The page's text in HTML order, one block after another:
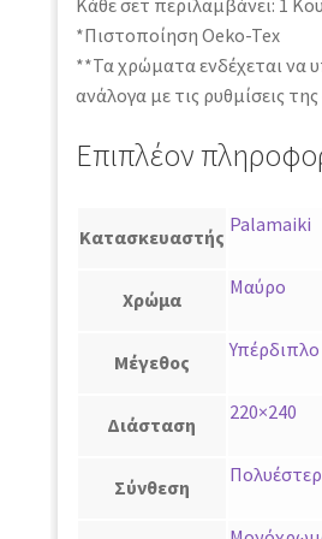
*Πιστοποίηση Oeko-Tex
**Τα χρώματα ενδέχεται να
ανάλογα με τις ρυθμίσεις
Επιπλέον
Κατασκευαστής
Palamaiki
Χρώμα
Μαύρο
Μέγεθος
Υπέρδιπλο
Διάσταση
220×240
Σύνθεση
Πολυέστερ